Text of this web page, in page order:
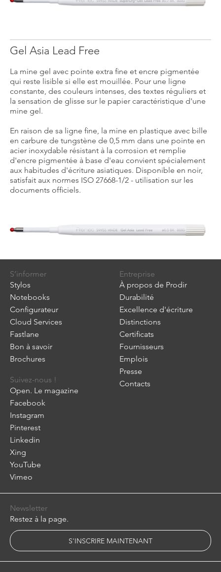
Gel Asia Lead Free
La mine gel avec pointe extra fine et encre pigmentée
qui reste lisible si elle est mouillée. Pour une ligne
constante, des couleurs intenses, des textes réguliers et
la sensation de glisse sur le papier caractéristique d'une
mine gel.
En raison de sa ligne fine, la mine en plastique avec bille
en carbure de tungstène de 0,5 mm dans une pointe en
acier inoxydable résistant à la corrosion et remplie
d'encre pigmentée à base d'eau convient spécialement
aux habitudes d'écriture asiatiques. Disponible en noir,
satisfait aux normes ISO 27668-1/2 - utilisation sur les
documents officiels.
S’informer
Stylos
Notebooks
Configurateur
Cloud Services
Fastlane
Bon à savoir
Brochures
Entreprise
À propos de Prodir
Durabilité
Excellence d'écriture
Distinctions
Certificats
Fournisseurs
Emplois
Presse
Contacts
Suivez-nous !
Open. Le magazine
Facebook
Instagram
Pinterest
Linkedin
Xing
YouTube
Vimeo
Newsletter
Restez à la page.
S'INSCRIRE MAINTENANT